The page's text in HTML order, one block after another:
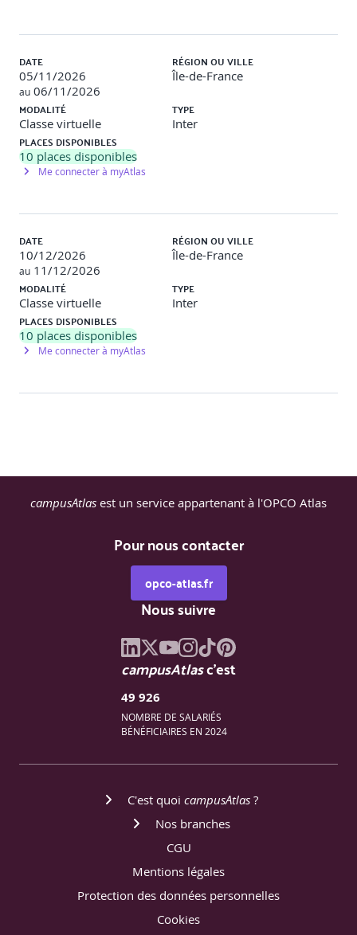
DATE
05/11/2026
au 06/11/2026
RÉGION OU VILLE
Île-de-France
MODALITÉ
Classe virtuelle
TYPE
Inter
PLACES DISPONIBLES
10 places disponibles
Me connecter à myAtlas
DATE
10/12/2026
au 11/12/2026
RÉGION OU VILLE
Île-de-France
MODALITÉ
Classe virtuelle
TYPE
Inter
PLACES DISPONIBLES
10 places disponibles
Me connecter à myAtlas
campusAtlas est un service appartenant à l'OPCO Atlas
Pour nous contacter
opco-atlas.fr
Nous suivre
campusAtlasc'est
49 926
NOMBRE DE SALARIÉS
BÉNÉFICIAIRES EN 2024
C'est quoi campusAtlas ?
Nos branches
CGU
Mentions légales
Protection des données personnelles
Cookies